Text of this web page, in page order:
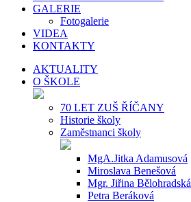
GALERIE
Fotogalerie
VIDEA
KONTAKTY
AKTUALITY
O ŠKOLE
70 LET ZUŠ ŘÍČANY
Historie školy
Zaměstnanci školy
MgA.Jitka Adamusová
Miroslava Benešová
Mgr. Jiřina Bělohradská
Petra Beráková